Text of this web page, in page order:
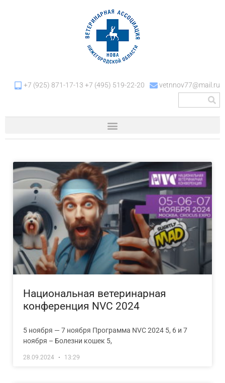
+7 (925) 871-17-13 +7 (495) 519-22-20 vetnnov77@mail.ru
Национальная ветеринарная
конференция NVC 2024
5 ноября — 7 ноября Программа NVC 2024 5, 6 и 7
ноября – Болезни кошек 5,
28.09.2024 13:29